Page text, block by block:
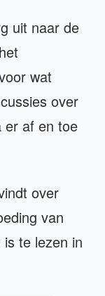
uit naar de
wat
over
er af en toe
over
van
te lezen in